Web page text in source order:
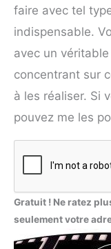
faire avec tel
indispensable.
avec un
concentrant sur
à les réaliser. Si
pouvez me les
Gratuit ! Ne ratez
seulement votre